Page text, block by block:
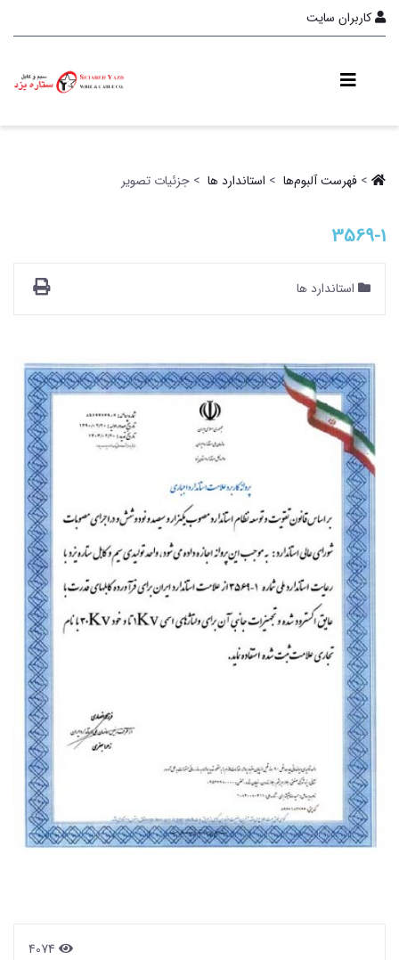
کاربران سایت
> فهرست آلبو‌م‌ها ‏ > استاندارد ها ‏ > جزئیات تصویر
3569-1
استاندارد ها
4074